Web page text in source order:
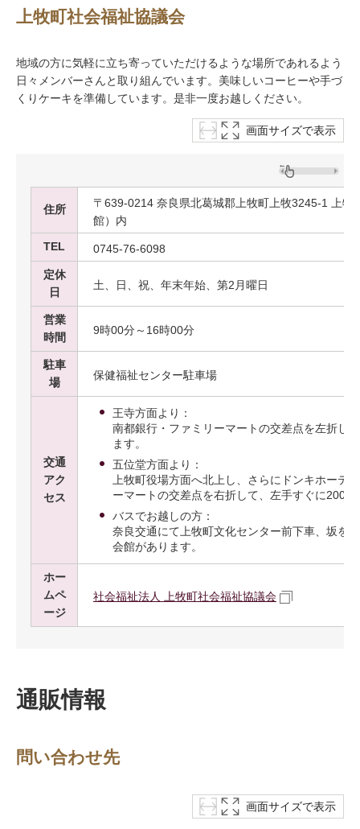
上牧町社会福祉協議会
地域の方に気軽に立ち寄っていただけるような場所であれるよう
日々メンバーさんと取り組んでいます。美味しいコーヒーや手づ
くりケーキを準備しています。是非一度お越しください。
画面サイズで表示
住所
〒639-0214 奈良県北葛城郡上牧町上牧3245-1 上牧
館）内
TEL
0745-76-6098
定休
日
土、日、祝、年末年始、第2月曜日
営業
時間
9時00分～16時00分
駐車
場
保健福祉センター駐車場
交通
アク
セス
王寺方面より：
南都銀行・ファミリーマートの交差点を左折し
ます。
五位堂方面より：
上牧町役場方面へ北上し、さらにドンキホーテ
ーマートの交差点を右折して、左手すぐに2000
バスでお越しの方：
奈良交通にて上牧町文化センター前下車、坂を
会館があります。
ホー
ムペ
ージ
社会福祉法人 上牧町社会福祉協議会
通販情報
問い合わせ先
画面サイズで表示